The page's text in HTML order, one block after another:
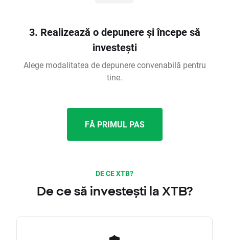
3. Realizează o depunere și începe să
investești
Alege modalitatea de depunere convenabilă pentru
tine.
FĂ PRIMUL PAS
DE CE XTB?
De ce să investești la XTB?